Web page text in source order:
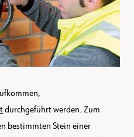
durchgeführt werden. Zum
bestimmten Stein einer